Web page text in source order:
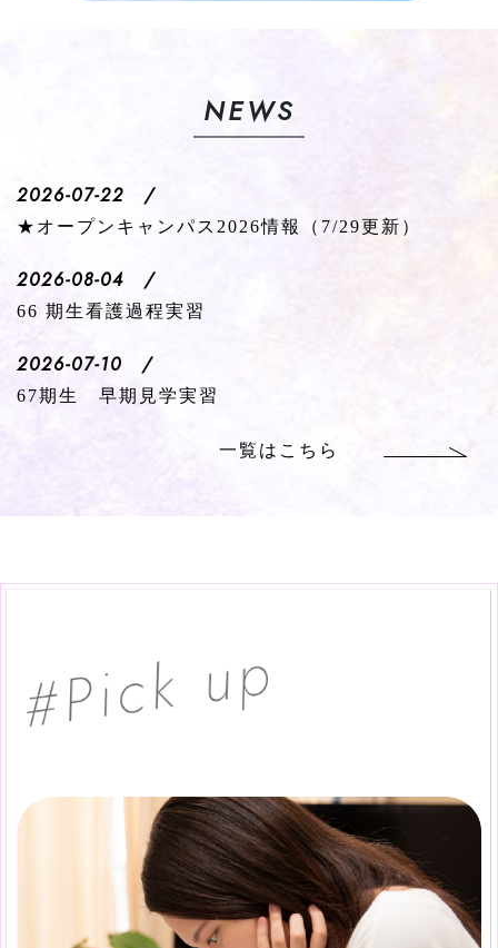
NEWS
2026-07-22 /
★オープンキャンパス2026情報（7/29更新）
2026-08-04 /
66 期生看護過程実習
2026-07-10 /
67期生 早期見学実習
一覧はこちら